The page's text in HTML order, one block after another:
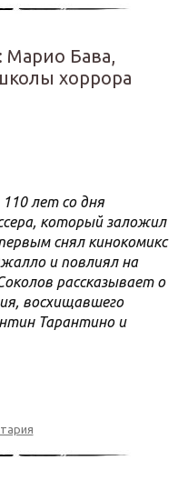
Марио Бава,
хоррора
лет со дня
который заложил
снял кинокомикс
и повлиял на
рассказывает о
восхищавшего
Тарантино и